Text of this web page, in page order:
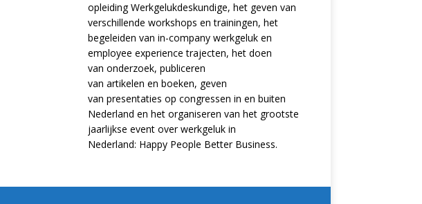
opleidingWerkgelukdeskundige, het geven van
verschillende workshops en trainingen, het
begeleiden van in-company werkgeluk en
employee experiencetrajecten, het doen
van onderzoek, publiceren
van artikelen en boeken, geven
van presentaties op congressen in en buiten
Nederland en het organiseren van het grootste
jaarlijkse event over werkgeluk in
Nederland: Happy People Better Business.